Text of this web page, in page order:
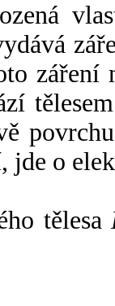
záření
jde o
tělesa